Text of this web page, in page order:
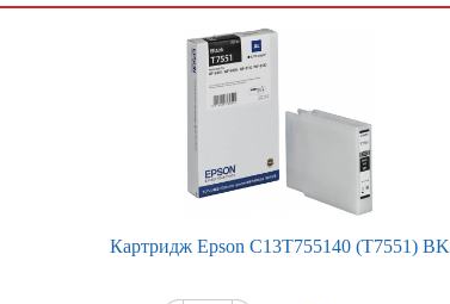
Картридж Epson C13T755140 (T7551) BK